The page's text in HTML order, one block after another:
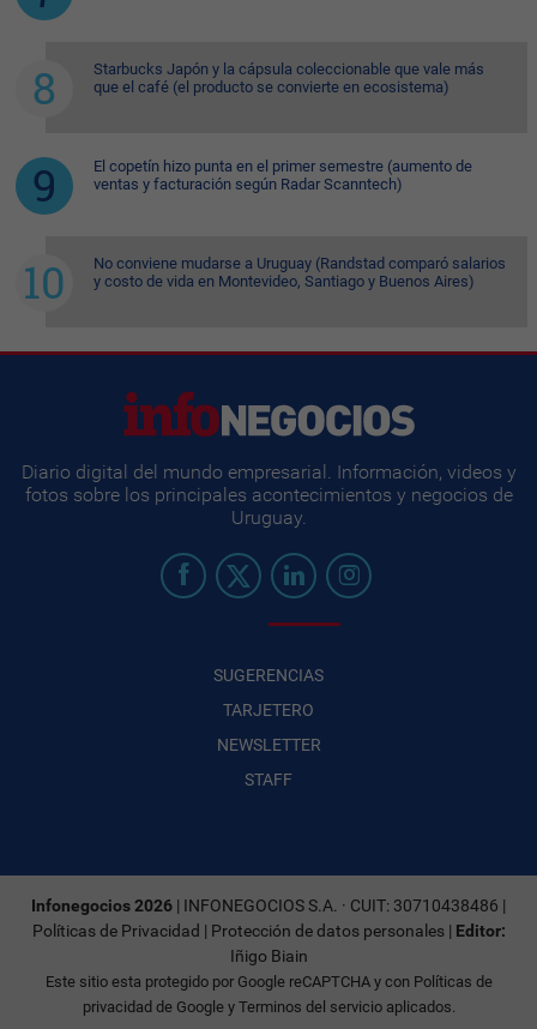
Starbucks Japón y la cápsula coleccionable que vale más
que el café (el producto se convierte en ecosistema)
El copetín hizo punta en el primer semestre (aumento de
ventas y facturación según Radar Scanntech)
No conviene mudarse a Uruguay (Randstad comparó salarios
y costo de vida en Montevideo, Santiago y Buenos Aires)
Diario digital del mundo empresarial. Información, videos y
fotos sobre los principales acontecimientos y negocios de
Uruguay.
SUGERENCIAS
TARJETERO
NEWSLETTER
STAFF
Infonegocios 2026 | INFONEGOCIOS S.A. · CUIT: 30710438486 |
Políticas de Privacidad | Protección de datos personales| Editor:
Iñigo Biain
Este sitio esta protegido por Google reCAPTCHA y con Políticas de
privacidad de Googley Terminos del servicioaplicados.